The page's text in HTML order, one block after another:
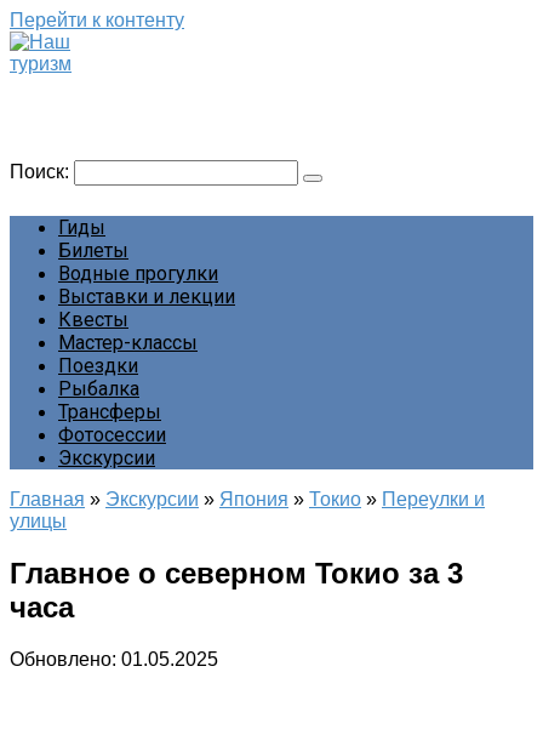
Перейти к контенту
Поиск:
Гиды
Билеты
Водные прогулки
Выставки и лекции
Квесты
Мастер-классы
Поездки
Рыбалка
Трансферы
Фотосессии
Экскурсии
Главная » Экскурсии » Япония » Токио » Переулки и
улицы
Главное о северном Токио за 3
часа
Обновлено: 01.05.2025